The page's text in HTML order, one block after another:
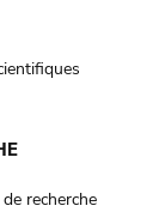
recherche